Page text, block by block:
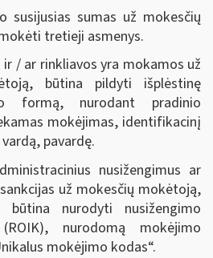
susijusias sumas už mokesčių
tretieji asmenys.
/ ar rinkliavos yra mokamos už
būtina pildyti išplėstinę
formą, nurodant pradinio
mokėjimas, identifikacinį
pavardę.
nusižengimus ar
už mokesčių mokėtoją,
būtina nurodyti nusižengimo
nurodomą mokėjimo
mokėjimo kodas“.